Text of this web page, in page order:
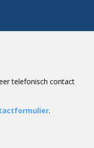
telefonisch contact
.